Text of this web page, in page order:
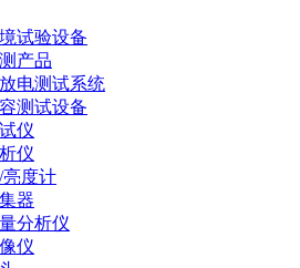
试验设备
产品
电测试系统
测试设备
仪
仪
亮度计
器
分析仪
仪